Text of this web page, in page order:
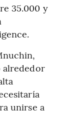
35.000 y
alrededor
unirse a